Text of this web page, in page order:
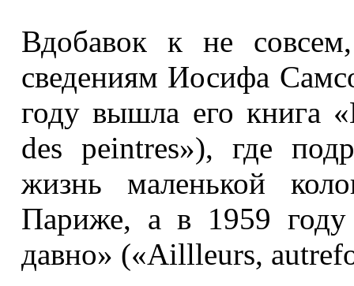
Вдобавок к не
сведениям Иосифа
году вышла его книга
des peintres»), где
жизнь маленькой
Париже, а в 1959
давно» («Aillleurs,